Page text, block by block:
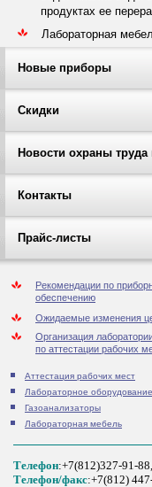
продуктах ее
Лабораторная
Новые приборы
Скидки
Новости охраны
Контакты
Прайс-листы
Рекомендации по
обеспечению
Ожидаемые изменения
Организация
по аттестации рабочих
Аттестация рабочих мест
Лабораторное оборудование
Газоанализаторы
Лабораторная мебель
Телефон:+7(812)327-91-88,
Tелефон/факс:+7(812)